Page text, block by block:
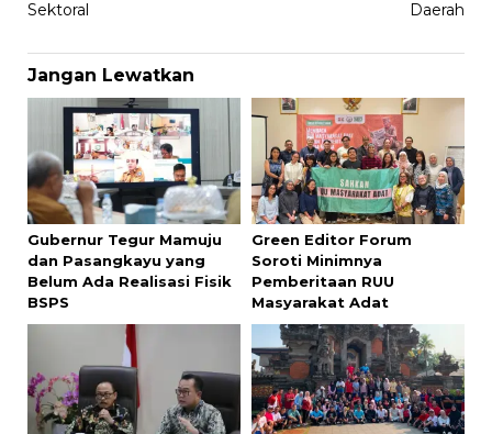
Sektoral
Daerah
Jangan Lewatkan
Gubernur Tegur Mamuju
dan Pasangkayu yang
Belum Ada Realisasi Fisik
BSPS
Green Editor Forum
Soroti Minimnya
Pemberitaan RUU
Masyarakat Adat